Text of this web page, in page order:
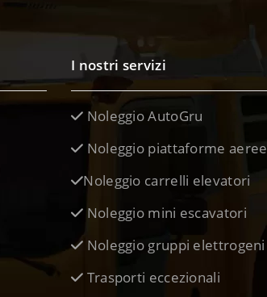
I nostri servizi
Noleggio AutoGru
Noleggio piattaforme aeree
Noleggio carrelli elevatori
Noleggio mini escavatori
Noleggio gruppi elettrogeni
Trasporti eccezionali